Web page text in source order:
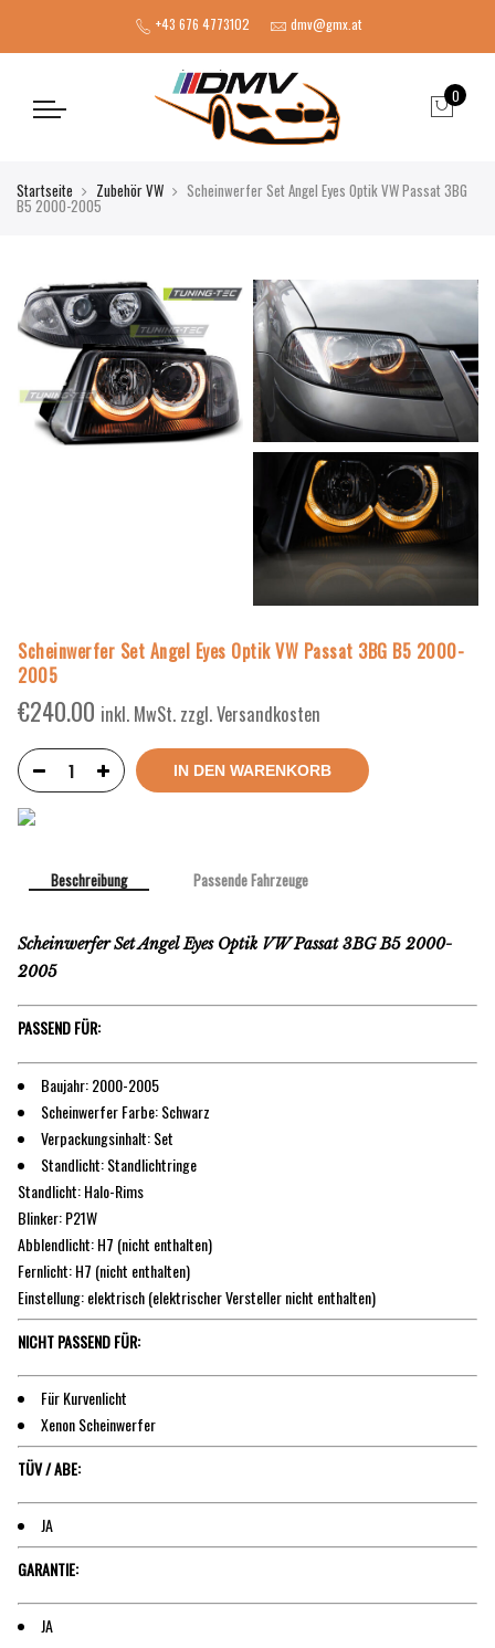
+43 676 4773102 dmv@gmx.at
0
Startseite Zubehör VW Scheinwerfer Set Angel Eyes Optik VW Passat 3BG
B5 2000-2005
Scheinwerfer Set Angel Eyes Optik VW Passat 3BG B5 2000-
2005
€240.00 inkl. MwSt. zzgl. Versandkosten
IN DEN WARENKORB
Beschreibung Passende Fahrzeuge
Scheinwerfer Set Angel Eyes Optik VW Passat 3BG B5 2000-
2005
PASSEND FÜR:
Baujahr: 2000-2005
Scheinwerfer Farbe: Schwarz
Verpackungsinhalt: Set
Standlicht: Standlichtringe
Standlicht: Halo-Rims
Blinker: P21W
Abblendlicht: H7 (nicht enthalten)
Fernlicht: H7 (nicht enthalten)
Einstellung: elektrisch (elektrischer Versteller nicht enthalten)
NICHT PASSEND FÜR:
Für Kurvenlicht
Xenon Scheinwerfer
TÜV / ABE:
JA
GARANTIE:
JA